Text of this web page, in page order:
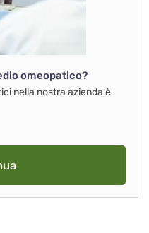
omeopatico?
nella nostra azienda è